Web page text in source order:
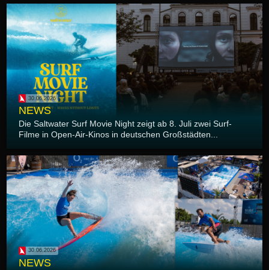
30.06.2026
NEWS
Die Saltwater Surf Movie Night zeigt ab 8. Juli zwei Surf-
Filme in Open-Air-Kinos in deutschen Großstädten...
30.06.2026
NEWS